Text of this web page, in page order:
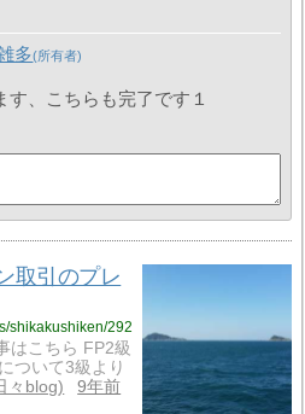
多
す、こちらも完了です１
取引のプレ
shikakushiken/292
はこちら FP2級
ついて3級より
々blog
9年前